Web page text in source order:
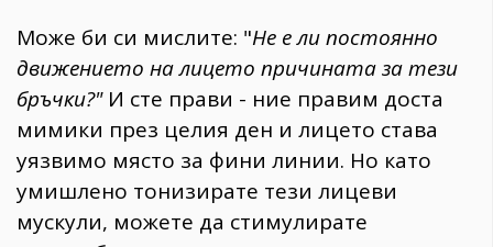
Може би си мислите: "Не е ли постоянно
движението на лицето причината за тези
бръчки?" И сте прави - ние правим доста
мимики през целия ден и лицето става
уязвимо място за фини линии. Но като
умишлено тонизирате тези лицеви
мускули, можете да стимулирате